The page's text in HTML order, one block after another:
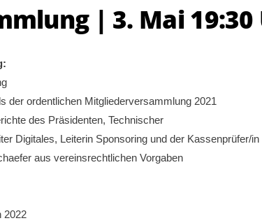
| 3. Mai 19:30
der ordentlichen Mitgliederversammlung 2021
des Präsidenten, Technischer
Digitales, Leiterin Sponsoring und der Kassenprüfer/in
aus vereinsrechtlichen Vorgaben
2022